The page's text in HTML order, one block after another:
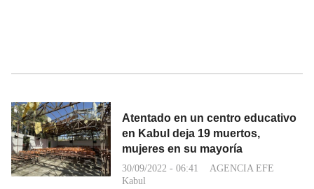
Atentado en un centro educativo
en Kabul deja 19 muertos,
mujeres en su mayoría
30/09/2022 - 06:41
AGENCIA EFE
Kabul